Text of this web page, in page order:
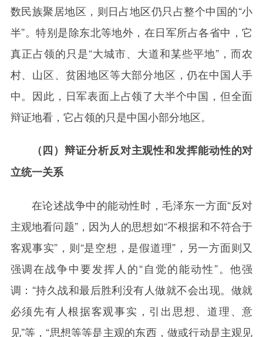
数民族聚居地区，则日占地区仍只占整个中国的“小
半”。特别是除东北等地外，在日军所占各省中，它
真正占领的只是“大城市、大道和某些平地”，而农
村、山区、贫困地区等大部分地区，仍在中国人手
中。因此，日军表面上占领了大半个中国，但全面
辩证地看，它占领的只是中国小部分地区。
（四）辩证分析反对主观性和发挥能动性的对
立统一关系
在论述战争中的能动性时，毛泽东一方面“反对
主观地看问题”，因为人的思想如“不根据和不符合于
客观事实”，则“是空想，是假道理”，另一方面则又
强调在战争中要发挥人的“自觉的能动性”。他强
调：“持久战和最后胜利没有人做就不会出现。做就
必须先有人根据客观事实，引出思想、道理、意
见”等，“思想等等是主观的东西，做或行动是主观见